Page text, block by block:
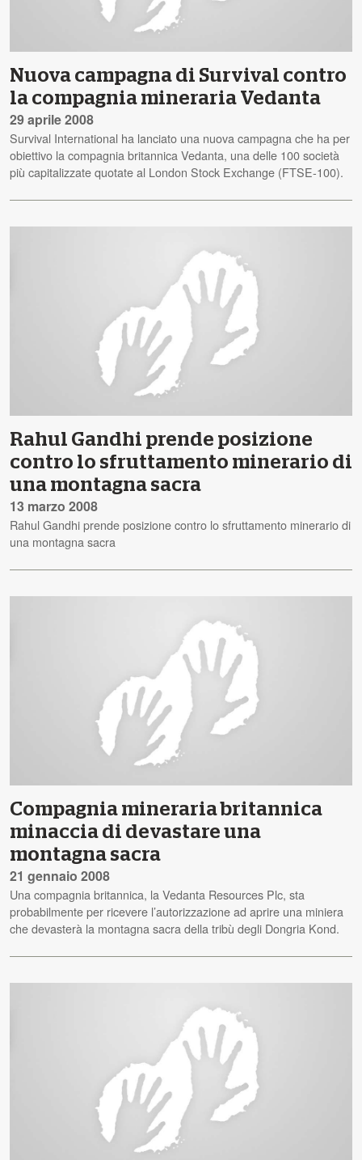
Nuova campagna di Survival contro
la compagnia mineraria Vedanta
29 aprile 2008
Survival International ha lanciato una nuova campagna che ha per
obiettivo la compagnia britannica Vedanta, una delle 100 società
più capitalizzate quotate al London Stock Exchange (FTSE-100).
Rahul Gandhi prende posizione
contro lo sfruttamento minerario di
una montagna sacra
13 marzo 2008
Rahul Gandhi prende posizione contro lo sfruttamento minerario di
una montagna sacra
Compagnia mineraria britannica
minaccia di devastare una
montagna sacra
21 gennaio 2008
Una compagnia britannica, la Vedanta Resources Plc, sta
probabilmente per ricevere l’autorizzazione ad aprire una miniera
che devasterà la montagna sacra della tribù degli Dongria Kond.